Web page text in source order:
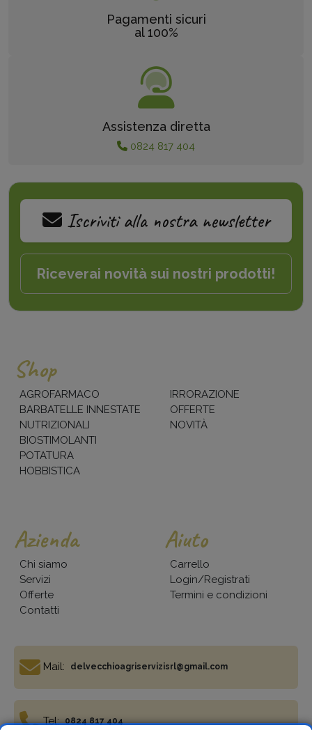
Pagamenti sicuri
al 100%
Assistenza diretta
0824 817 404
Iscriviti alla nostra newsletter
Riceverai novità sui nostri prodotti!
Shop
AGROFARMACO
BARBATELLE INNESTATE
NUTRIZIONALI
BIOSTIMOLANTI
POTATURA
HOBBISTICA
IRRORAZIONE
OFFERTE
NOVITÀ
Azienda
Chi siamo
Servizi
Offerte
Contatti
Aiuto
Carrello
Login/Registrati
Termini e condizioni
Mail: delvecchioagriservizisrl@gmail.com
Tel: 0824 817 404